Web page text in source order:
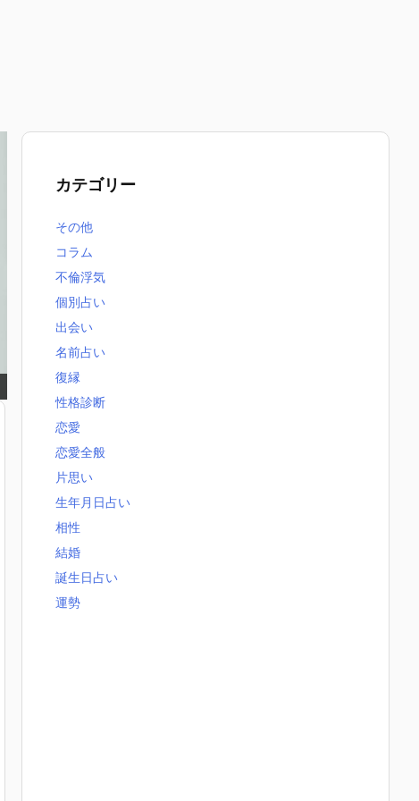
カテゴリー
その他
コラム
不倫浮気
個別占い
出会い
名前占い
復縁
性格診断
恋愛
恋愛全般
片思い
生年月日占い
相性
結婚
誕生日占い
運勢